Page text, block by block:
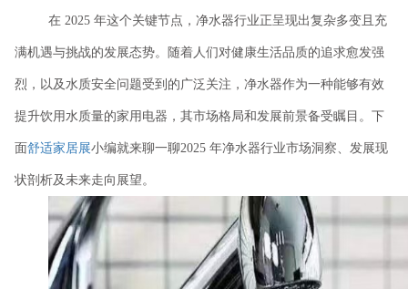
在 2025 年这个关键节点，净水器行业正呈现出复杂多变且充
满机遇与挑战的发展态势。随着人们对健康生活品质的追求愈发强
烈，以及水质安全问题受到的广泛关注，净水器作为一种能够有效
提升饮用水质量的家用电器，其市场格局和发展前景备受瞩目。下
面舒适家居展小编就来聊一聊2025 年净水器行业市场洞察、发展现
状剖析及未来走向展望。